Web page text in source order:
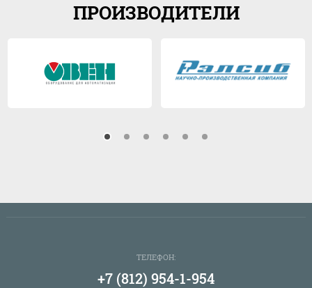
ПРОИЗВОДИТЕЛИ
ТЕЛЕФОН:
+7 (812) 954-1-954